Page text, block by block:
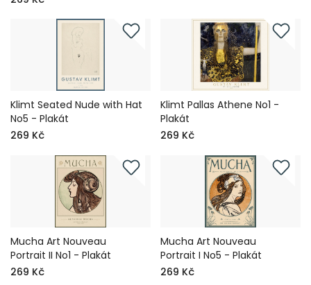
Klimt Seated Nude with Hat
No5 - Plakát
269 Kč
Klimt Pallas Athene No1 -
Plakát
269 Kč
Mucha Art Nouveau
Portrait II No1 - Plakát
269 Kč
Mucha Art Nouveau
Portrait I No5 - Plakát
269 Kč